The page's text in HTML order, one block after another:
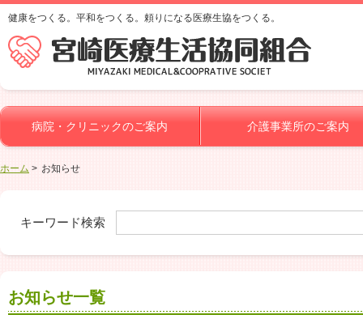
健康をつくる。平和をつくる。頼りになる医療生協をつくる。
病院・クリニックのご案内 介護事業所のご案内
ホーム お知らせ
キーワード検索
お知らせ一覧